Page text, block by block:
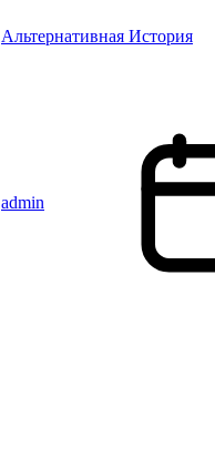
Альтернативная История
admin